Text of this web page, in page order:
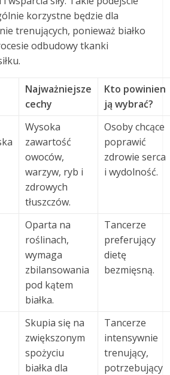
korzystne będzie dla
trenujących, ponieważ białko
odbudowy tkanki
Najważniejsze
cechy
Kto powinien
ją wybrać?
Wysoka
zawartość
owoców,
warzyw, ryb i
zdrowych
tłuszczów.
Osoby chcące
poprawić
zdrowie serca
i wydolność.
Oparta na
roślinach,
wymaga
zbilansowania
pod kątem
białka.
Tancerze
preferujący
dietę
bezmięsną.
Skupia się na
zwiększonym
spożyciu
białka dla
Tancerze
intensywnie
trenujący,
potrzebujący